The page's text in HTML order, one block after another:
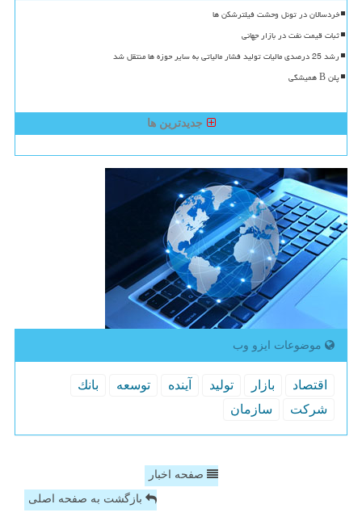
خردسالان در تونل وحشت فیلترشکن ها
ثبات قیمت نفت در بازار جهانی
رشد 25 درصدی مالیات تولید فشار مالیاتی به سایر حوزه ها منتقل شد
پلن B همیشگی
جدیدترین ها
موضوعات ایزو وب
اقتصاد بازار تولید آینده توسعه
بانك
شركت
سازمان
صفحه اخبار
بازگشت به صفحه اصلی